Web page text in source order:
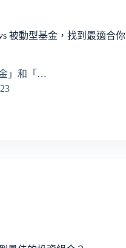
被動型基金，找到最適合你
」和「…